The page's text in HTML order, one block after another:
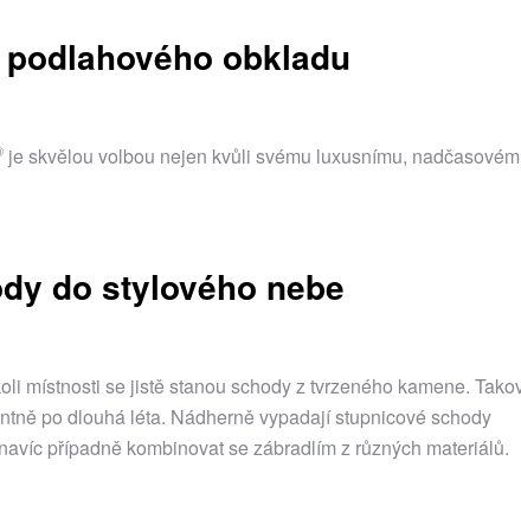
obkladu
je skvělou volbou nejen kvůli svému luxusnímu,
do stylového nebe
místnosti se jistě stanou schody z tvrzeného kamene.
po dlouhá léta. Nádherně vypadají stupnicové schody
případně kombinovat se zábradlím z různých materiálů.